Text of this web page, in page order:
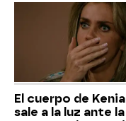
El cuerpo de Kenia
sale a la luz ante la